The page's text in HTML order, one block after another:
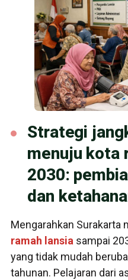
Strategi
menuju kota
2030:
dan
Mengarahkan Surakarta
ramah lansia sampai
yang tidak mudah
tahunan. Pelajaran dari